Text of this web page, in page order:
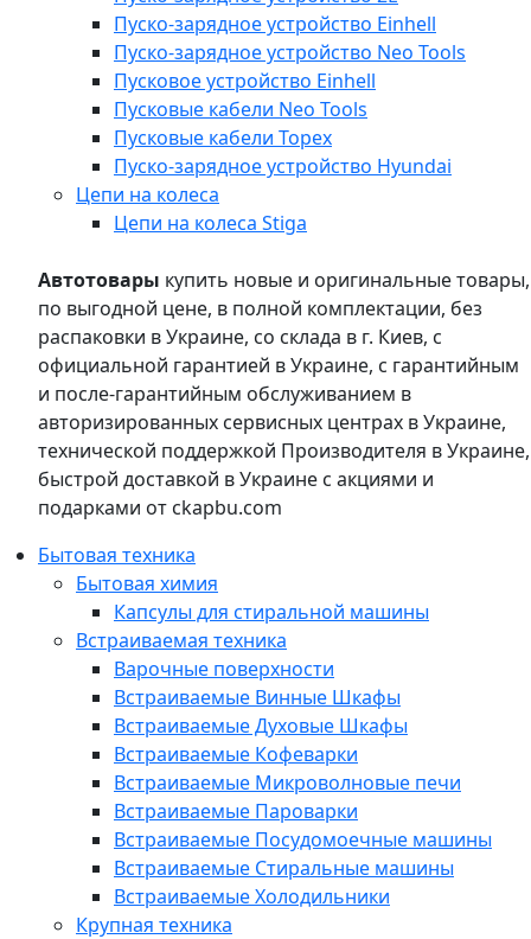
Пуско-зарядное устройство Einhell
Пуско-зарядное устройство Neo Tools
Пусковое устройство Einhell
Пусковые кабели Neo Tools
Пусковые кабели Topex
Пуско-зарядное устройство Hyundai
Цепи на колеса
Цепи на колеса Stiga
Автотовары купить новые и оригинальные товары,
по выгодной цене, в полной комплектации, без
распаковки в Украине, со склада в г. Киев, с
официальной гарантией в Украине, с гарантийным
и после-гарантийным обслуживанием в
авторизированных сервисных центрах в Украине,
технической поддержкой Производителя в Украине,
быстрой доставкой в Украине с акциями и
подарками от ckapbu.com
Бытовая техника
Бытовая химия
Капсулы для стиральной машины
Встраиваемая техника
Варочные поверхности
Встраиваемые Винные Шкафы
Встраиваемые Духовые Шкафы
Встраиваемые Кофеварки
Встраиваемые Микроволновые печи
Встраиваемые Пароварки
Встраиваемые Посудомоечные машины
Встраиваемые Стиральные машины
Встраиваемые Холодильники
Крупная техника